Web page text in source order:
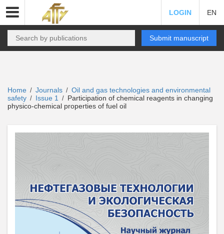
LOGIN EN
Submit manuscript
Home / Journals / Oil and gas technologies and environmental
safety / Issue 1 / Participation of chemical reagents in changing
physico-chemical properties of fuel oil